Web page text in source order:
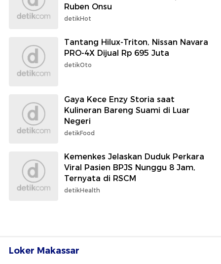
Ruben Onsu
detikHot
Tantang Hilux-Triton, Nissan Navara
PRO-4X Dijual Rp 695 Juta
detikOto
Gaya Kece Enzy Storia saat
Kulineran Bareng Suami di Luar
Negeri
detikFood
Kemenkes Jelaskan Duduk Perkara
Viral Pasien BPJS Nunggu 8 Jam,
Ternyata di RSCM
detikHealth
Loker Makassar